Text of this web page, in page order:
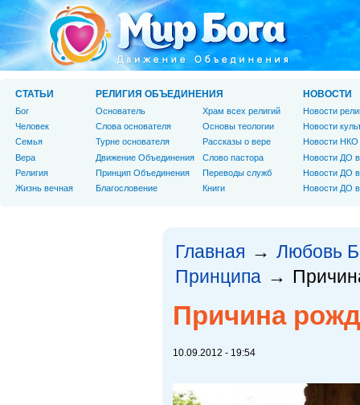
Главная → Любовь
Принципа →
Причина
10.09.2012 - 19:54
СТАТЬИ
Бог
Человек
Cемья
Вера
Религия
Жизнь вечная
РЕЛИГИЯ ОБЪЕДИНЕНИЯ
Основатель
Слова основателя
Турне основателя
Движение Объединения
Принцип Объединения
Благословение
Храм всех религий
Основы теологии
Рассказы о вере
Слово пастора
Переводы служб
Книги
НОВОСТИ
Новости
Новости
Новости НКО
Новости ДО
Новости ДО
Новости ДО